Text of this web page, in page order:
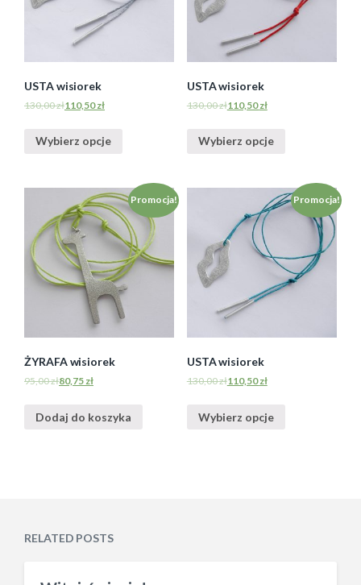
USTA wisiorek
130,00zł110,50zł
Wybierz opcje
USTA wisiorek
130,00zł110,50zł
Wybierz opcje
Promocja!
ŻYRAFA wisiorek
95,00zł80,75 zł
Dodaj do koszyka
Promocja!
USTA wisiorek
130,00zł110,50zł
Wybierz opcje
RELATED POSTS